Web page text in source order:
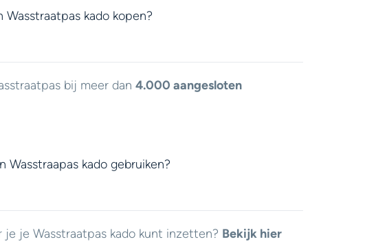
Wasstraatpas kado kopen?
bij meer dan 4.000 aangesloten
Wasstraapas kado gebruiken?
je je Wasstraatpas kado kunt inzetten? Bekijk hier